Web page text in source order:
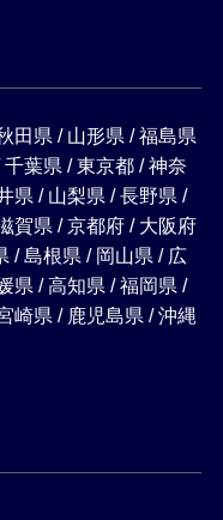
田県 / 山形県 / 福島県
葉県 / 東京都 / 神奈
県 / 山梨県 / 長野県 /
賀県 / 京都府 / 大阪府
/ 島根県 / 岡山県 / 広
県 / 高知県 / 福岡県 /
崎県 / 鹿児島県 / 沖縄